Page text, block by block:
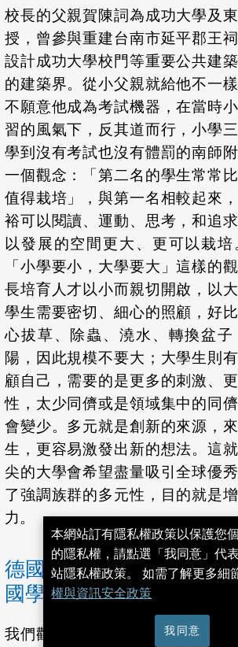
校長的父親賀陳詞為成功大學及
授，曾參與重建台南市延平郡王祠
設計成功大學校門等重要公共建
的建築界。從小父親就給他不一
不願意他成為考試機器，在當時
習的風氣下，反其道而行，小學
學到沒有考試也沒有體罰的南師
一個觀念：「第二名的學生常常
值得栽培」，與第一名相較起來
裕可以閱讀、運動、思考，和追
以發展的空間更大、更可以栽培
「小學要小，大學要大」這樣的
長培育人才以小而親切開啟，以
學生需要密切、細心的照顧，好
心拔草、除蟲、澆水、轉換盆子
陽，因此規模不要大；大學生則
顧自己，需要的是更多的刺激、
性，太少同儕或是領域集中的同
會變少。多元就是創新的來源，
生，更容易激發出新的想法。這
尖的大學會希望盡量吸引全球優
了強調族群的多元性，目的就是
力。
德國技職教育為技術人才
國學術風氣開放醞釀出創
我們觀察到賀陳校長注重多元教
本網站訂有隱私權政策以保護您
的隱私權，請點選「我同意」代
站隱私權政策。 如需了解更多細
權與資訊安全政策
我同意